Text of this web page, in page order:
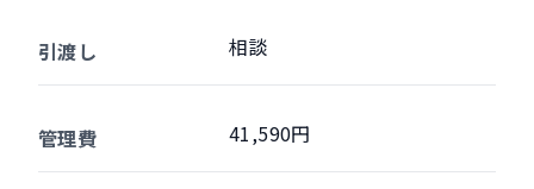
引渡し 相談
管理費 41,590円